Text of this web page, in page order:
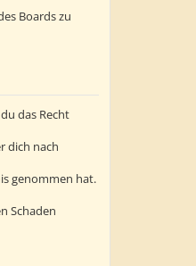
Boards zu
das Recht
dich nach
genommen hat.
Schaden